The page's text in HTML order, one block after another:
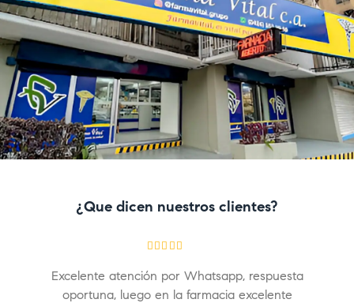
¿Que dicen nuestros clientes?
5
Excelente atención por Whatsapp, respuesta
oportuna, luego en la farmacia excelente